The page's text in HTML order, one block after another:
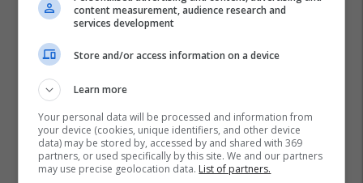
content measurement, audience research and
services development
Store and/or access information on a device
Learn more
Your personal data will be processed and information from
your device (cookies, unique identifiers, and other device
data) may be stored by, accessed by and shared with 369
partners, or used specifically by this site. We and our partners
may use precise geolocation data. List of partners.